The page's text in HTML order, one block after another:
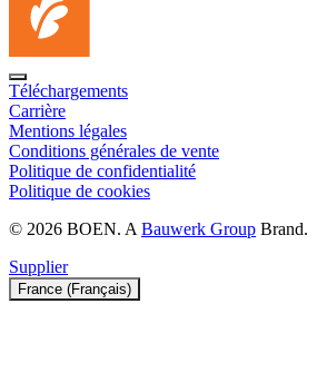
Téléchargements
Carrière
Mentions légales
Conditions générales de vente
Politique de confidentialité
Politique de cookies
© 2026 BOEN. ABauwerk Group Brand.
Supplier
France (Français)